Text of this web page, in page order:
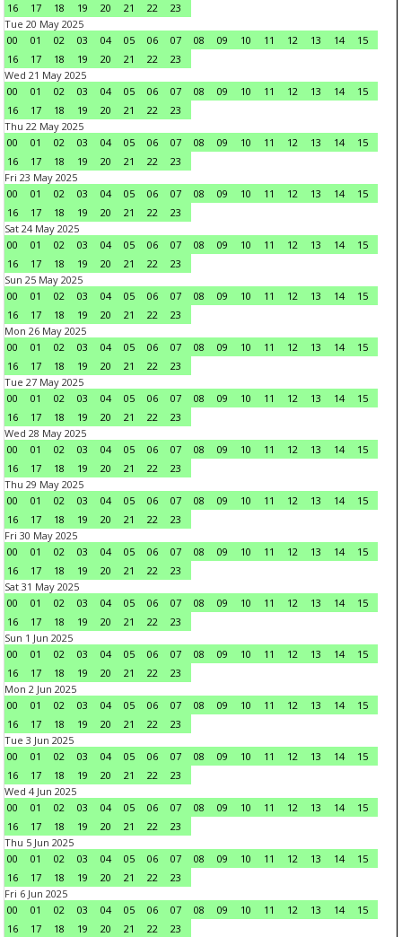
16
17 18 19 20 21 22
23
Tue 20 May 2025
00
01 02 03 04 05 06 07 08 09 10 11 12 13 14
15
16
17 18 19 20 21 22
23
Wed 21 May 2025
00
01 02 03 04 05 06 07 08 09 10 11 12 13 14
15
16
17 18 19 20 21 22
23
Thu 22 May 2025
00
01 02 03 04 05 06 07 08 09 10 11 12 13 14
15
16
17 18 19 20 21 22
23
Fri 23 May 2025
00
01 02 03 04 05 06 07 08 09 10 11 12 13 14
15
16
17 18 19 20 21 22
23
Sat 24 May 2025
00
01 02 03 04 05 06 07 08 09 10 11 12 13 14
15
16
17 18 19 20 21 22
23
Sun 25 May 2025
00
01 02 03 04 05 06 07 08 09 10 11 12 13 14
15
16
17 18 19 20 21 22
23
Mon 26 May 2025
00
01 02 03 04 05 06 07 08 09 10 11 12 13 14
15
16
17 18 19 20 21 22
23
Tue 27 May 2025
00
01 02 03 04 05 06 07 08 09 10 11 12 13 14
15
16
17 18 19 20 21 22
23
Wed 28 May 2025
00
01 02 03 04 05 06 07 08 09 10 11 12 13 14
15
16
17 18 19 20 21 22
23
Thu 29 May 2025
00
01 02 03 04 05 06 07 08 09 10 11 12 13 14
15
16
17 18 19 20 21 22
23
Fri 30 May 2025
00
01 02 03 04 05 06 07 08 09 10 11 12 13 14
15
16
17 18 19 20 21 22
23
Sat 31 May 2025
00
01 02 03 04 05 06 07 08 09 10 11 12 13 14
15
16
17 18 19 20 21 22
23
Sun 1 Jun 2025
00
01 02 03 04 05 06 07 08 09 10 11 12 13 14
15
16
17 18 19 20 21 22
23
Mon 2 Jun 2025
00
01 02 03 04 05 06 07 08 09 10 11 12 13 14
15
16
17 18 19 20 21 22
23
Tue 3 Jun 2025
00
01 02 03 04 05 06 07 08 09 10 11 12 13 14
15
16
17 18 19 20 21 22
23
Wed 4 Jun 2025
00
01 02 03 04 05 06 07 08 09 10 11 12 13 14
15
16
17 18 19 20 21 22
23
Thu 5 Jun 2025
00
01 02 03 04 05 06 07 08 09 10 11 12 13 14
15
16
17 18 19 20 21 22
23
Fri 6 Jun 2025
00
01 02 03 04 05 06 07 08 09 10 11 12 13 14
15
16
17 18 19 20 21 22
23